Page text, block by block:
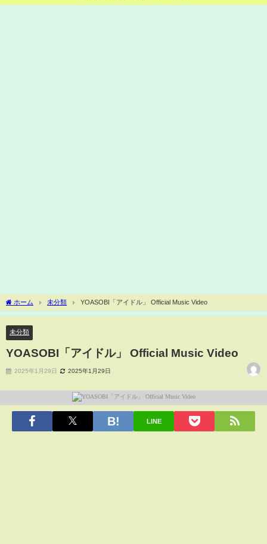
ホーム 未分類 YOASOBI「アイドル」 Official Music Video
未分類
YOASOBI「アイドル」 Official Music Video
2025年1月29日 2025年1月29日
LINE